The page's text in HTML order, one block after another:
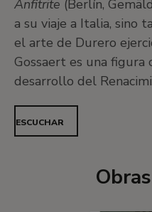
Anfitrite (Berlín,
a su viaje a Italia, sino
el arte de Durero
Gossaert es una figura
desarrollo del
ESCUCHAR